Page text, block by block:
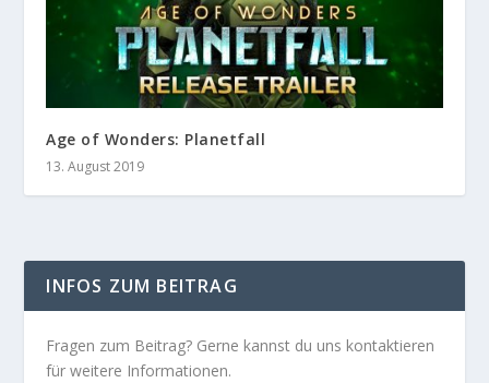
Age of Wonders: Planetfall
13. August 2019
INFOS ZUM BEITRAG
Fragen zum Beitrag? Gerne kannst du uns kontaktieren
für weitere Informationen.